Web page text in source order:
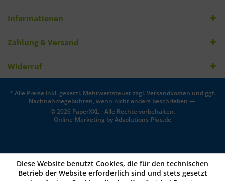
Informationen
Zahlung & Versand
Widerruf
* Alle Preise inkl. gesetzl. Mehrwertsteuer zzgl.Versandkosten und ggf.
Nachnahmegebühren, wenn nicht anders beschrieben —
© 2026 PaperXXL - Alle Rechte vorbehalten.
Online-Marketing byAdsolutions-Plus.de
Diese Website benutzt Cookies, die für den technischen
Betrieb der Website erforderlich sind und stets gesetzt